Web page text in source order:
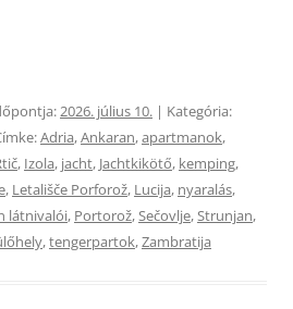
2026. július 10. | Kategória:
Adria,Ankaran,apartmanok,
, Izola, jacht, Jachtkikötő, kemping,
, Letališče Porforož, Lucija, nyaralás,
látnivalói, Portorož,Sečovlje,Strunjan,
,tengerpartok,Zambratija